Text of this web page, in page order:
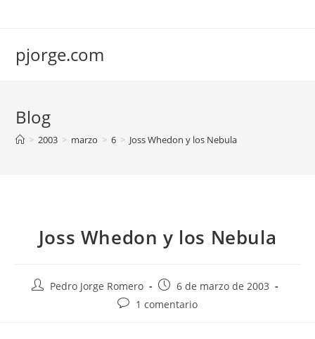
pjorge.com
Blog
> 2003 > marzo > 6 > Joss Whedon y los Nebula
Joss Whedon y los Nebula
AutorPedro Jorge Romero
Publicación
de
6 de marzo de 2003
Comentarios
1 comentario